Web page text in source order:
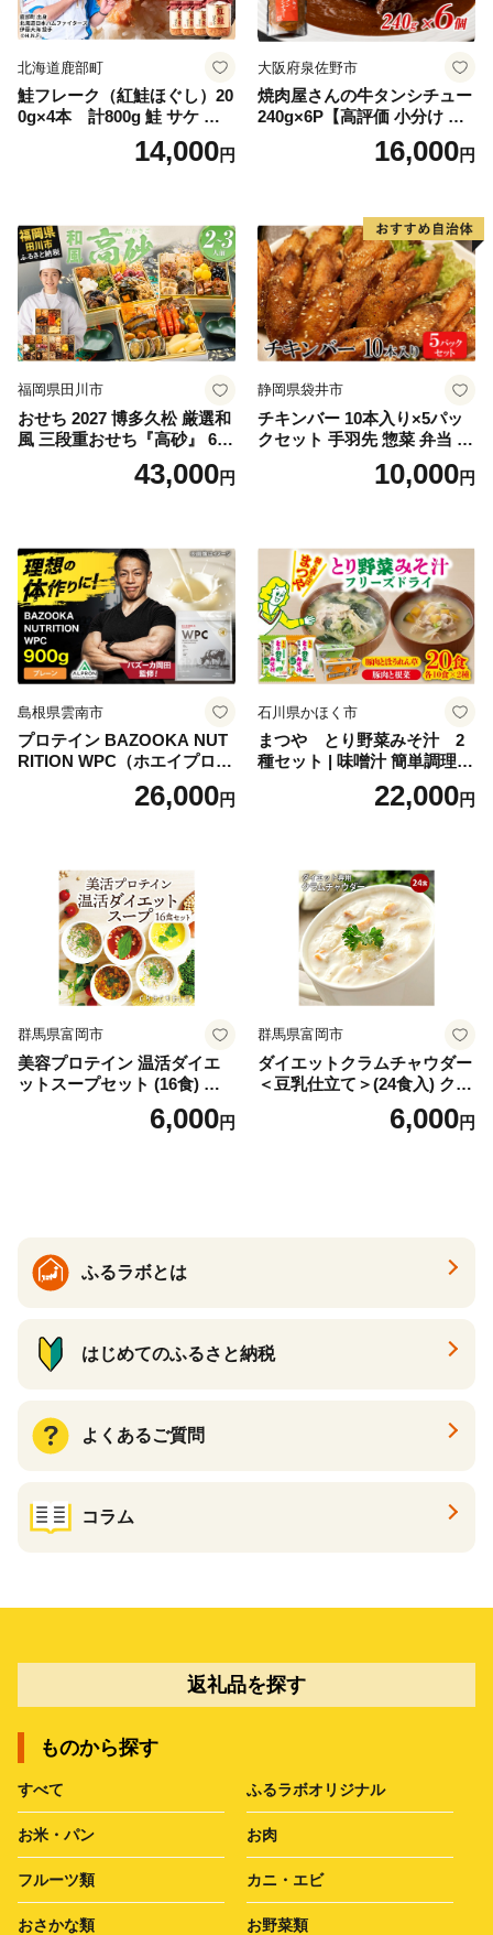
北海道鹿部町
鮭フレーク（紅鮭ほぐし）20
0g×4本 計800g 鮭 サケ 鮭
ほぐし サケフレーク シャケ
フレーク 鮭フレーク14,000円
大阪府泉佐野市
焼肉屋さんの牛タンシチュー
240g×6P【高評価 小分け 惣
菜 牛たん 一人暮らし 冷凍】
16,000円
福岡県田川市
おせち 2027 博多久松 厳選和
風 三段重おせち『高砂』 6.5
寸 3段重 2～3人前 おせち料
理 重箱 お正月 冷凍おせち 縁
ち 本格おせち おせち予約 年
末 年始 お取り寄せ 新春 贅沢
おせち こだわりおせち 惣菜
老舗おせち ふるさと納税お
せち 御節 お節料理 正月 調理
不要 おせち料理2027
43,000円
静岡県袋井市
チキンバー 10本入り×5パッ
クセット 手羽先 惣菜 弁当 お
かず お酒 おつまみ ギフト キ
ャンプ アウトドア キャンプ
10,000円
島根県雲南市
プロテイン BAZOOKA NUT
RITION WPC（ホエイプロテ
イン）＜プレーン＞ 900g｜
バズーカ岡田監修・植物由来
ロン [AIEN005]
26,000円
石川県かほく市
まつや とり野菜みそ汁 2
種セット | 味噌汁 簡単調理
お味噌 おみそ みそ とり野菜
時短料理 時短ごはん ご当地
22,000円
群馬県富岡市
美容プロテイン 温活ダイエ
ットスープセット (16食) 小
分け スープ 食べ比べ セット
詰合せ クラムチャウダー チ
6,000円
群馬県富岡市
ダイエットクラムチャウダー
＜豆乳仕立て＞(24食入) クラ
ムチャウダー 豆乳 ダイエッ
ト スープ プロテイン たんぱ
6,000円
ふるラボとは
はじめてのふるさと納税
よくあるご質問
コラム
返礼品を探す
ものから探す
すべて ふるラボオリジナル
お米・パン お肉
フルーツ類 カニ・エビ
おさかな類 お野菜類